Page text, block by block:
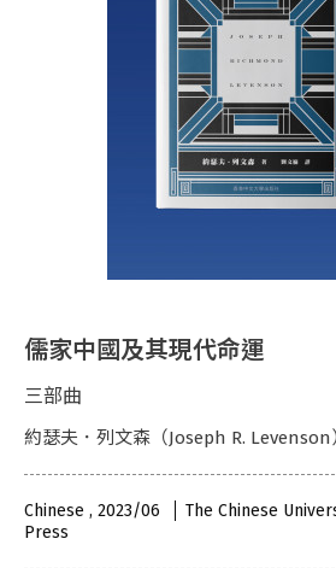
儒家中國及其現代命運
三部曲
約瑟夫．列文森（Joseph R.
Chinese , 2023/06
The Chinese
Press